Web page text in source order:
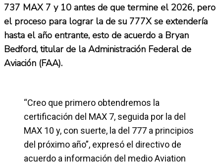
737 MAX 7 y 10 antes de que termine el 2026, pero
el proceso para lograr la de su 777X se extendería
hasta el año entrante, esto de acuerdo a Bryan
Bedford, titular de la Administración Federal de
Aviación (FAA).
“Creo que primero obtendremos la
certificación del MAX 7, seguida por la del
MAX 10 y, con suerte, la del 777 a principios
del próximo año”, expresó el directivo de
acuerdo a información del medio Aviation